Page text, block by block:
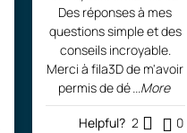
$
.
Des réponses à mes
questions simple et des
conseils incroyable.
Merci à fila3D de m'avoir
permis de dé...More
Helpful? 2 0